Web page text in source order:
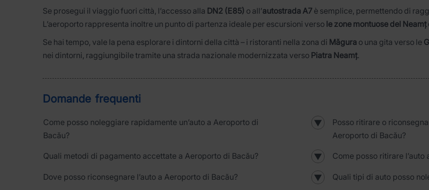
Se prosegui il viaggio fuori città, l’accesso alla DN2 (E85) o all’autostrada A7 è semplice, permettendo di
L’aeroporto rappresenta inoltre un punto di partenza ideale per escursioni verso le zone montuose del
Se hai tempo, vale la pena esplorare i dintorni della città – i ristoranti nella zona di Măgura o una gita verso le
nei dintorni, raggiungibile tramite una strada nazionale modernizzata verso Piatra Neamț.
Domande frequenti
Come posso noleggiare rapidamente un’auto a Aeroporto di
Bacău?
▼
Posso ritirare o
Aeroporto di Bacău?
Quali metodi di pagamento accettate a Aeroporto di Bacău? ▼ Come posso ritirare l’auto
Dove posso riconsegnare l’auto a Aeroporto di Bacău? ▼ Quali tipi di auto posso